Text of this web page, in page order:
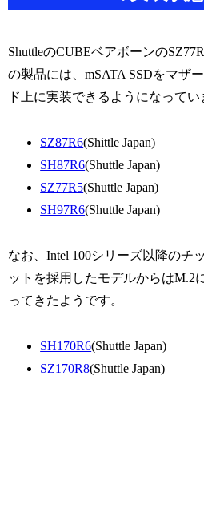
ShuttleのCUBEベアボーンの
の製品には、mSATA SSDをマザ
ド上に実装できるようになってい
SZ87R6(Shittle Japan)
SH87R6(Shuttle Japan)
SZ77R5(Shuttle Japan)
SH97R6(Shuttle Japan)
なお、Intel 100シリーズ以降のチ
ットを採用したモデルからはM.2
ってきたようです。
SH170R6(Shuttle Japan)
SZ170R8(Shuttle Japan)